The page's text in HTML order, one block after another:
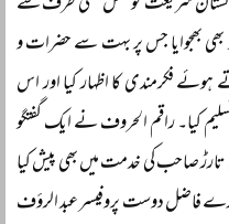
بھی بھجوایا جس پر بہت سے حضرات و
فکرمندی کا اظہار کیا اور اس
کیا۔ راقم الحروف نے ایک گفتگو
تارڑ صاحب کی خدمت میں بھی پیش کیا
فاضل دوست پروفیسر عبد الرؤف